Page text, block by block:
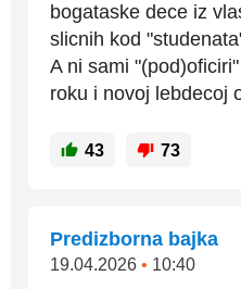
bogataske dece iz
slicnih kod
A ni sami
roku i novoj lebdecoj
43 73
Predizborna bajka
19.04.2026 • 10:40